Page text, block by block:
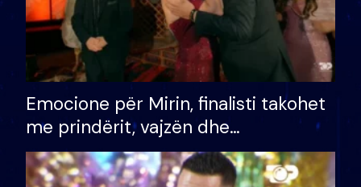
Emocione për Mirin, finalisti takohet
me prindërit, vajzën dhe
bashkëshorten: S’kemi ndonjë letër
divorci apo jo?